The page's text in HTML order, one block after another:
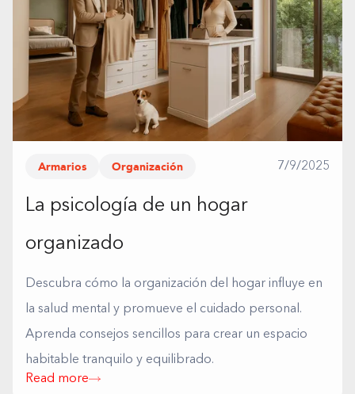
Armarios Organización 7/9/2025
La psicología de un hogar
organizado
Descubra cómo la organización del hogar influye en
la salud mental y promueve el cuidado personal.
Aprenda consejos sencillos para crear un espacio
habitable tranquilo y equilibrado.
Read more